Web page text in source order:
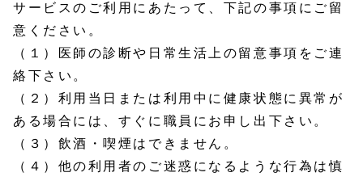
サービスのご利用にあたって、下記の事項にご留
意ください。
（１）医師の診断や日常生活上の留意事項をご連
絡下さい。
（２）利用当日または利用中に健康状態に異常が
ある場合には、すぐに職員にお申し出下さい。
（３）飲酒・喫煙はできません。
（４）他の利用者のご迷惑になるような行為は慎